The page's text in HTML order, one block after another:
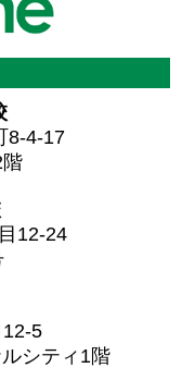
8-4-17
12-24
5
シティ1階